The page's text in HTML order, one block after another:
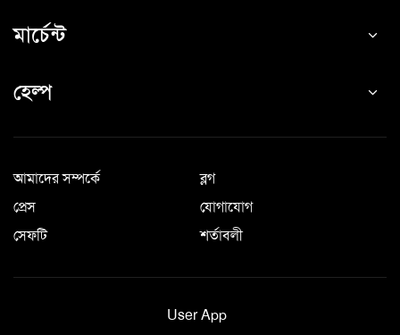
মার্চেন্ট
হেল্প
আমাদের সম্পর্কে
ব্লগ
প্রেস
যোগাযোগ
সেফটি
শর্তাবলী
User App